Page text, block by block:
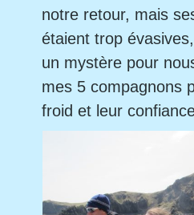
notre retour, mais
étaient trop
un mystère pour
mes 5 compagnons
froid et leur